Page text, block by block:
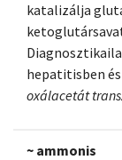
katalizálja
hepatitisben
oxálacetát
~ ammonis